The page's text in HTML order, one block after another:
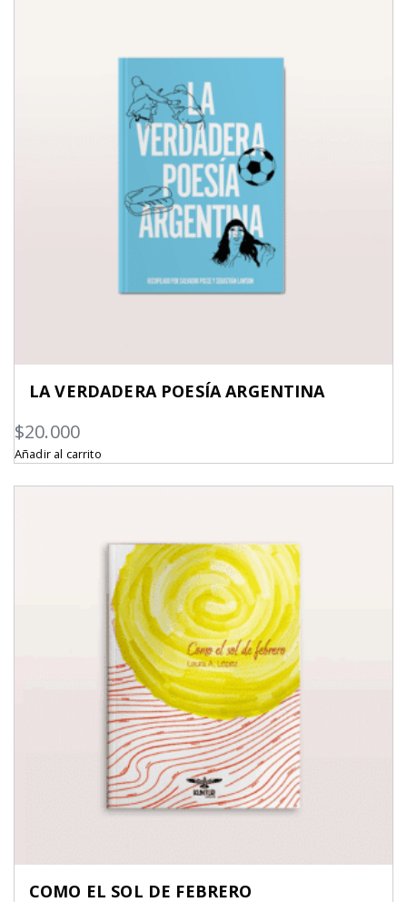
LA VERDADERA POESÍA ARGENTINA
$20.000
Añadir al carrito
COMO EL SOL DE FEBRERO